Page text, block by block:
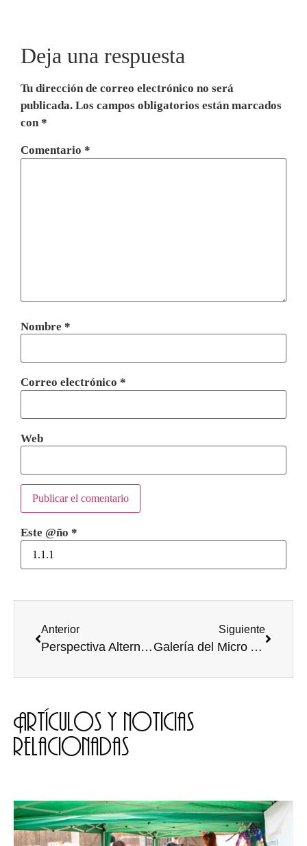
Deja una respuesta
Tu dirección de correo electrónico no será
publicada. Los campos obligatorios están marcados
con *
Comentario *
Nombre *
Correo electrónico *
Web
Este @ño *
Anterior
Perspectiva Alternativa de la Catedral
Siguiente
Galería del Micro Abierto «Poesía y lo que surja» del 06 Dic
Artículos y noticias
relacionadas